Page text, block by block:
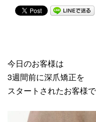
今日のお客様は
3週間前に深爪矯正を
スタートされたお客様